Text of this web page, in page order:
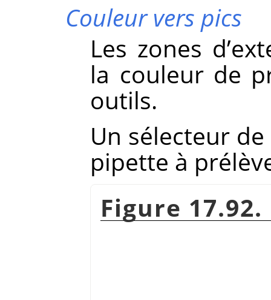
Couleur vers pics
Les zones
la couleur de
outils.
Un sélecteur
pipette à
Figure